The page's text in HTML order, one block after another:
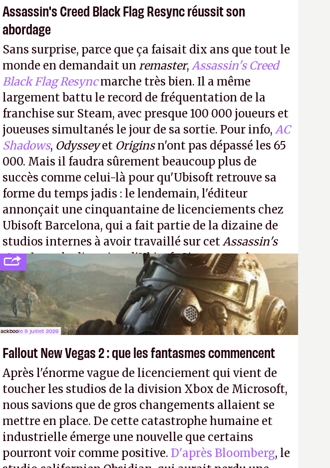
Assassin's Creed Black Flag Resync réussit son
abordage
Sans surprise, parce que ça faisait dix ans que tout le
monde en demandait un remaster, Assassin's Creed
Black Flag Resyncmarche très bien. Il a même
largement battu le record de fréquentation de la
franchise sur Steam, avec presque 100 000 joueurs et
joueuses simultanés le jour de sa sortie. Pour info, AC
Shadows, Odysseyet Originsn'ont pas dépassé les 65
000. Mais il faudra sûrement beaucoup plus de
succès comme celui-là pour qu'Ubisoft retrouve sa
forme du temps jadis : le lendemain, l'éditeur
annonçait une cinquantaine de licenciements chez
Ubisoft Barcelona, qui a fait partie de la dizaine de
studios internes à avoir travaillé sur cetAssassin's
Creedsous la direction d'Ubisoft Singapour.A.
ackboole 9 juillet 2026
Fallout New Vegas 2 : que les fantasmes commencent
Après l'énorme vague de licenciement qui vient de
toucher les studios de la division Xbox de Microsoft,
nous savions que de gros changements allaient se
mettre en place. De cette catastrophe humaine et
industrielle émerge une nouvelle que certains
pourront voir comme positive. D'après Bloomberg, le